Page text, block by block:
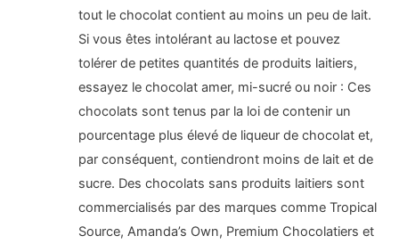
tout le chocolat contient au moins un peu de lait.
Si vous êtes intolérant au lactose et pouvez
tolérer de petites quantités de produits laitiers,
essayez le chocolat amer, mi-sucré ou noir : Ces
chocolats sont tenus par la loi de contenir un
pourcentage plus élevé de liqueur de chocolat et,
par conséquent, contiendront moins de lait et de
sucre. Des chocolats sans produits laitiers sont
commercialisés par des marques comme Tropical
Source, Amanda’s Own, Premium Chocolatiers et